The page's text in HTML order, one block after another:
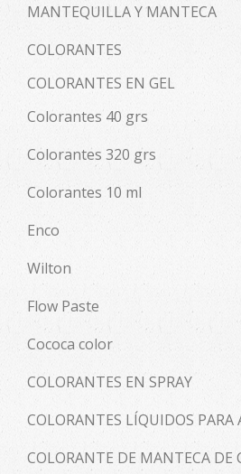
MANTEQUILLA Y MANTECA
COLORANTES
COLORANTES EN GEL
Colorantes 40 grs
Colorantes 320 grs
Colorantes 10 ml
Enco
Wilton
Flow Paste
Cococa color
COLORANTES EN SPRAY
COLORANTES LÍQUIDOS PARA
COLORANTE DE MANTECA DE